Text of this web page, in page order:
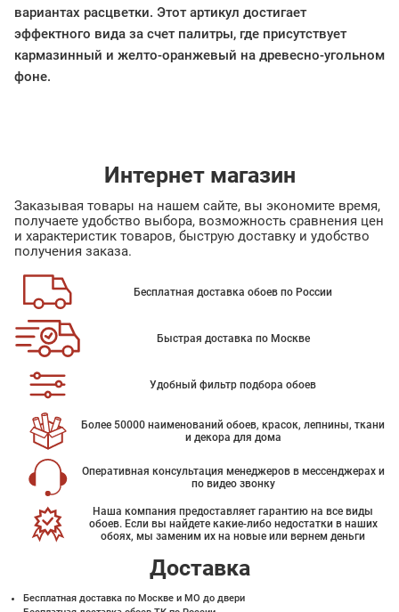
вариантах расцветки. Этот артикул достигает
эффектного вида за счет палитры, где присутствует
кармазинный и желто-оранжевый на древесно-угольном
фоне.
Интернет магазин
Заказывая товары на нашем сайте, вы экономите время,
получаете удобство выбора, возможность сравнения цен
и характеристик товаров, быструю доставку и удобство
получения заказа.
Бесплатная доставка обоев по России
Быстрая доставка по Москве
Удобный фильтр подбора обоев
Более 50000 наименований обоев, красок, лепнины, ткани
и декора для дома
Оперативная консультация менеджеров в мессенджерах и
по видео звонку
Наша компания предоставляет гарантию на все виды
обоев. Если вы найдете какие-либо недостатки в наших
обоях, мы заменим их на новые или вернем деньги
Доставка
Бесплатная доставка по Москве и МО до двери